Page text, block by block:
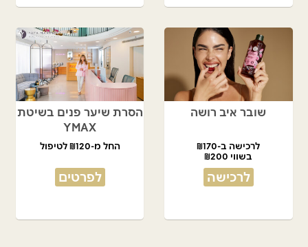
שובר איב רושה
לרכישה ב-₪170
בשווי ₪200
לרכישה
הסרת שיער פנים בשיטת
YMAX
החל מ-₪120 לטיפול
לפרטים